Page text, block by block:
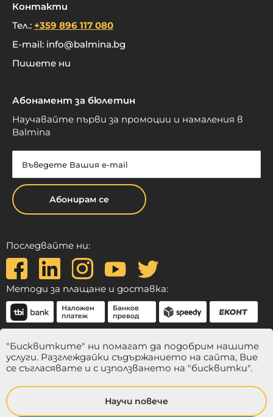
Контакти
Тел.: +359 896 117 080
E-mail: info@balmina.bg
Пишете ни
Абонамент за бюлетин
Научавайте първи за промоции и намаления в
Balmina
Абонирам се
Последвайте ни:
Методи за плащане и доставка:
"Бисквитките" ни помагат да подобрим нашите
услуги. Разглеждайки съдържанието на сайта, Вие
се съгласявате и с използването на "бисквитки".
Научи повече